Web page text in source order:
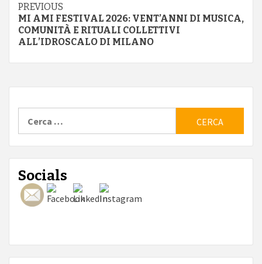
Continue
Reading
PREVIOUS
MI AMI FESTIVAL 2026: VENT’ANNI DI MUSICA,
COMUNITÀ E RITUALI COLLETTIVI
ALL’IDROSCALO DI MILANO
per:
Socials